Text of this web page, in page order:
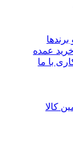
عمده
با ما
کالا